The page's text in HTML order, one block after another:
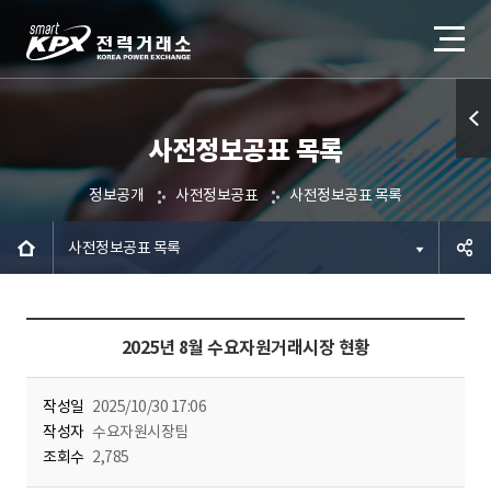
사전정보공표 목록
정보공개 사전정보공표 사전정보공표 목록
사전정보공표 목록
2025년 8월 수요자원거래시장 현황
작성일 2025/10/30 17:06
작성자 수요자원시장팀
조회수 2,785
퀵메
뉴 열
기